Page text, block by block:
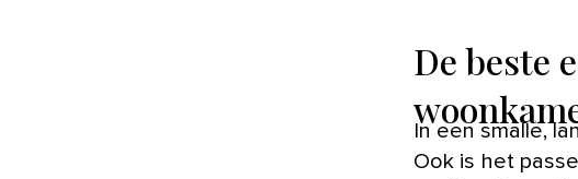
De beste
In een smalle, lange woonkamer kunnen de muren op je af komen.
Ook is het